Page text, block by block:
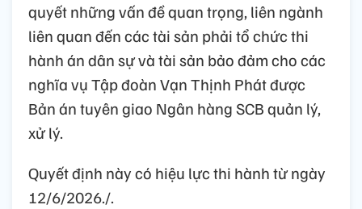
quyết những vấn đề quan trọng, liên ngành
liên quan đến các tài sản phải tổ chức thi
hành án dân sự và tài sản bảo đảm cho các
nghĩa vụ Tập đoàn Vạn Thịnh Phát được
Bản án tuyên giao Ngân hàng SCB quản lý,
xử lý.
Quyết định này có hiệu lực thi hành từ ngày
12/6/2026./.